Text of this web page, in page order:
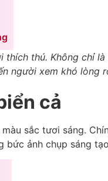
thích thú. Không chỉ
người xem khó lòng
cả
sắc tươi sáng.
bức ảnh chụp sáng